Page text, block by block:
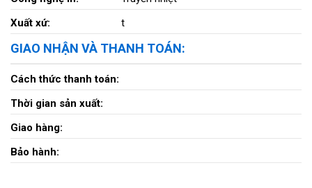
Xuất xứ:
t
GIAO NHẬN VÀ THANH TOÁN:
Cách thức thanh toán:
Thời gian sản xuất:
Giao hàng:
Bảo hành: